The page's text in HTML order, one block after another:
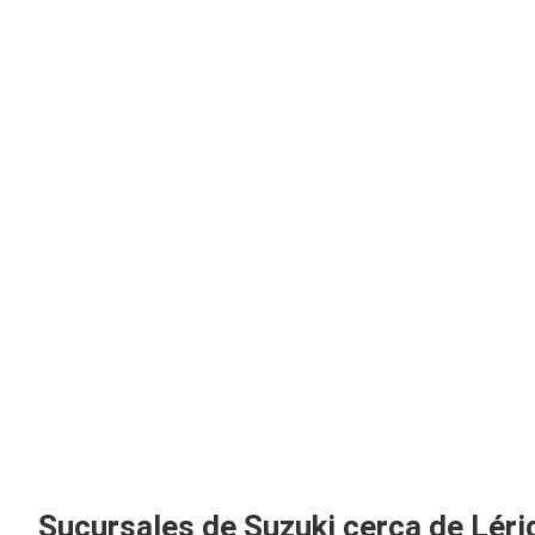
Sucursales de Suzuki cerca de